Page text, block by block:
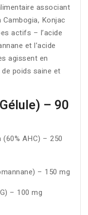
associant
Konjac
actifs – l’acide
et l’acide
agissent en
poids saine et
– 90
AHC) – 250
– 150 mg
– 100 mg